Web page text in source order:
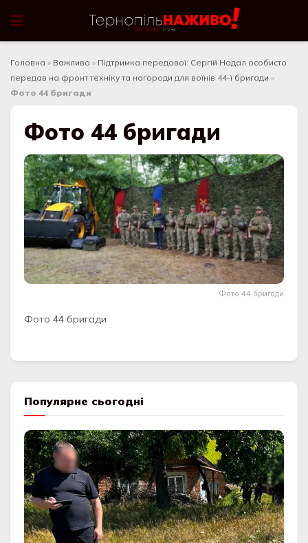
Головна » Важливо » Підтримка передової: Сергій Надал особисто
передав на фронт техніку та нагороди для воїнів 44-ї бригади »
Фото 44 бригaди
Фото 44 бригaди
Фото 44 бригaди
Фото 44 бригaди
Популярне сьогодні